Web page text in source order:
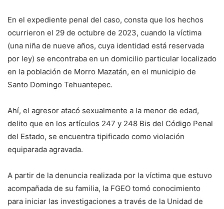
En el expediente penal del caso, consta que los hechos
ocurrieron el 29 de octubre de 2023, cuando la víctima
(una niña de nueve años, cuya identidad está reservada
por ley) se encontraba en un domicilio particular localizado
en la población de Morro Mazatán, en el municipio de
Santo Domingo Tehuantepec.
Ahí, el agresor atacó sexualmente a la menor de edad,
delito que en los artículos 247 y 248 Bis del Código Penal
del Estado, se encuentra tipificado como violación
equiparada agravada.
A partir de la denuncia realizada por la víctima que estuvo
acompañada de su familia, la FGEO tomó conocimiento
para iniciar las investigaciones a través de la Unidad de